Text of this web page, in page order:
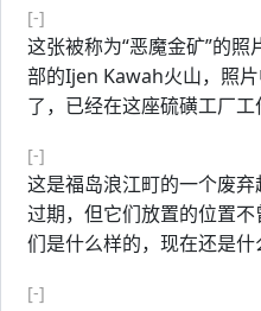
[-]
这张被称为“恶魔金矿”的
部的Ijen Kawah火山，照
了，已经在这座硫磺工厂工
[-]
这是福岛浪江町的一个废
过期，但它们放置的位置
们是什么样的，现在还是什
[-]